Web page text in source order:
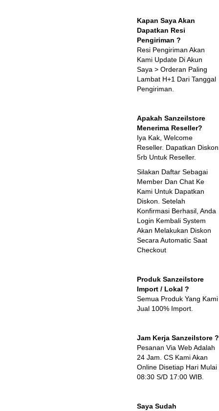
Kapan Saya Akan
Dapatkan Resi
Pengiriman ?
Resi Pengiriman Akan
Kami Update Di Akun
Saya > Orderan Paling
Lambat H+1 Dari Tanggal
Pengiriman.
Apakah Sanzeilstore
Menerima Reseller?
Iya Kak, Welcome
Reseller. Dapatkan Diskon
5rb Untuk Reseller.
Silakan Daftar Sebagai
Member Dan Chat Ke
Kami Untuk Dapatkan
Diskon. Setelah
Konfirmasi Berhasil, Anda
Login Kembali System
Akan Melakukan Diskon
Secara Automatic Saat
Checkout
Produk Sanzeilstore
Import / Lokal ?
Semua Produk Yang Kami
Jual 100% Import.
Jam Kerja Sanzeilstore ?
Pesanan Via Web Adalah
24 Jam. CS Kami Akan
Online Disetiap Hari Mulai
08:30 S/D 17:00 WIB.
Saya Sudah